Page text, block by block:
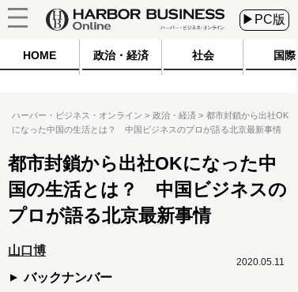
▶PC版
HOME 政治・経済 社会 国際
ハーバー・ビジネス・オンライン 政治・経済
都市封鎖から出社OK
になった中国の生活とは？ 中国ビジネスのプロが語る北京最新事情
都市封鎖から出社OKになった中
国の生活とは？ 中国ビジネスの
プロが語る北京最新事情
山口博
バックナンバー
2020.05.11